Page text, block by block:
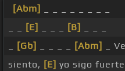
[Abm]
[E] [B]
[Gb] [Abm] _
siento, [E] yo sigo